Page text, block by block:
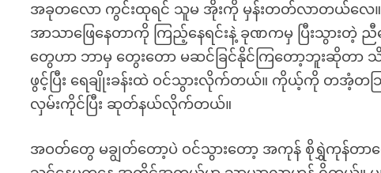
အခုတလော ကွင်းထုရင် သူမ အိုးကို မှန်းတတ်လာတယ်လ
အာသာဖြေနေတာကို ကြည့်နေရင်းနဲ့ ခုဏကမှ ပြီးသွားတဲ့
တွေဟာ ဘာမှ တွေးတော မဆင်ခြင်နိုင်ကြတော့ဘူးဆိုတ
ဖွင့်ပြီး ရေချိုးခန်းထဲ ဝင်သွားလိုက်တယ်။ ကိုယ့်ကို တအံ့တသ
လှမ်းကိုင်ပြီး ဆုတ်နယ်လိုက်တယ်။
အဝတ်တွေ မချွတ်တော့ပဲ ဝင်သွားတော့ အကုန် စိုရွှဲကုန်တာပ